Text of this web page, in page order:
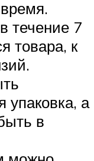
течение 7
товара, к
упаковка, а
в